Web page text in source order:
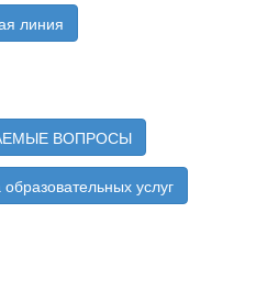
линия
ВОПРОСЫ
услуг